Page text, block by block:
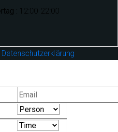
: 12:00-22:00
Datenschutzerklärung